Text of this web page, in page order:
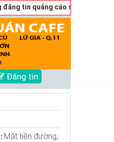
quảng cáo sang nhượng số 1
Đăng tin
Mặt tiền đường,